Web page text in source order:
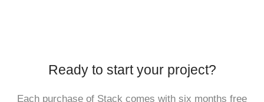
Ready to start your project?
Each purchase of Stack comes with six months free